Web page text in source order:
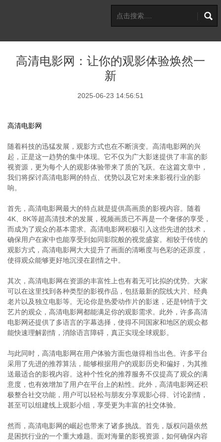
高清电影网：让你的观影体验焕然一
新
2025-06-23 14:56:51
高清电影网
随着科技的迅猛发展，观影方式也在不断演变。高清电影网的兴
起，正是这一趋势的集中体现。它不仅为广大影迷提供了丰富的影
视资源，更为每个人的观影体验带来了质的飞跃。在这篇文章中，
我们将探讨高清电影网的特点、优势以及它对未来影视行业的影
响。
首先，高清电影网最大的特点就是提供高画质的影视内容。随着
4K、8K等超高清技术的发展，视频画质已不再是一个奢侈的享受，
而成为了观众的基本需求。高清电影网积极引入这些先进的技术，
确保用户在家中也能享受到如同影院般的视觉盛宴。相较于传统的
观影方式，高清电影网大大提升了画面的清晰度与色彩的还原度，
使得观众能够更好地沉浸在剧情之中。
其次，高清电影网在资源的丰富性上也有着无可比拟的优势。大家
可以在这里找到各种类型的影视作品，包括最新的院线大片、经典
老片以及独立电影等。无论你是热爱动作片的影迷，还是钟情于文
艺片的观众，高清电影网都能满足你的观影需求。此外，许多高清
电影网还提供了多语言的字幕选择，使得不同国家和地区的观众都
能快速理解剧情，消除语言障碍，真正实现全球观影。
与此同时，高清电影网在用户体验方面也做得相当出色。许多平台
采用了先进的推荐算法，能够根据用户的观影历史和偏好，为其推
送最适合的影视内容。这种个性化的推荐服务不仅提高了观众的满
意度，也有效增加了用户在平台上的粘性。此外，高清电影网还积
极整合社交功能，用户可以轻松与朋友分享观影心得、讨论剧情，
甚至可以组建线上观影小组，享受更为丰富的社交体验。
然而，高清电影网的崛起也带来了诸多挑战。首先，版权问题依然
是困扰行业的一个重大难题。面对海量的影视资源，如何确保内容